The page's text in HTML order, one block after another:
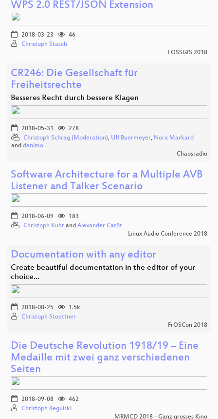
WPS 2.0 REST/JSON Extension
2018-03-23
46
Christoph Stasch
FOSSGIS 2018
CR246: Die Gesellschaft für
Freiheitsrechte
Besseres Recht durch bessere Klagen
2018-05-31
278
Christoph Schrag (Moderation), Ulf Buermeyer, Nora Markard
and danimo
Chaosradio
Software Architecture for a Multiple AVB
Listener and Talker Scenario
2018-06-09
183
Christoph Kuhr and Alexander Carôt
Linux Audio Conference 2018
Documentation with any editor
Create beautiful documentation in the editor of your
choice…
2018-08-25
1.5k
Christoph Stoettner
FrOSCon 2018
Die Deutsche Revolution 1918/19 – Eine
Medaille mit zwei ganz verschiedenen
Seiten
2018-09-08
462
Christoph Regulski
MRMCD 2018 - Ganz grosses Kino